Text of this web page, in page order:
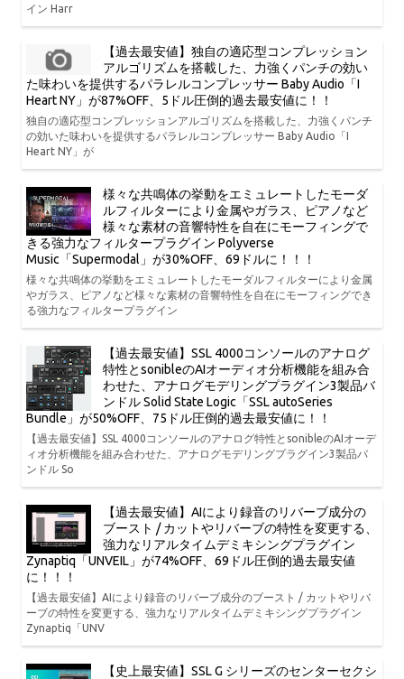
イン Harr
【過去最安値】独自の適応型コンプレッション
アルゴリズムを搭載した、力強くパンチの効い
た味わいを提供するパラレルコンプレッサー Baby Audio「I
Heart NY」が87%OFF、5ドル圧倒的過去最安値に！！
独自の適応型コンプレッションアルゴリズムを搭載した、力強くパンチ
の効いた味わいを提供するパラレルコンプレッサー Baby Audio「I
Heart NY」が
様々な共鳴体の挙動をエミュレートしたモーダ
ルフィルターにより金属やガラス、ピアノなど
様々な素材の音響特性を自在にモーフィングで
きる強力なフィルタープラグイン Polyverse
Music「Supermodal」が30%OFF、69ドルに！！！
様々な共鳴体の挙動をエミュレートしたモーダルフィルターにより金属
やガラス、ピアノなど様々な素材の音響特性を自在にモーフィングでき
る強力なフィルタープラグイン
【過去最安値】SSL 4000コンソールのアナログ
特性とsonibleのAIオーディオ分析機能を組み合
わせた、アナログモデリングプラグイン3製品バ
ンドル Solid State Logic「SSL autoSeries
Bundle」が50%OFF、75ドル圧倒的過去最安値に！！
【過去最安値】SSL 4000コンソールのアナログ特性とsonibleのAIオーデ
ィオ分析機能を組み合わせた、アナログモデリングプラグイン3製品バ
ンドル So
【過去最安値】AIにより録音のリバーブ成分の
ブースト / カットやリバーブの特性を変更する、
強力なリアルタイムデミキシングプラグイン
Zynaptiq「UNVEIL」が74%OFF、69ドル圧倒的過去最安値
に！！！
【過去最安値】AIにより録音のリバーブ成分のブースト / カットやリバ
ーブの特性を変更する、強力なリアルタイムデミキシングプラグイン
Zynaptiq「UNV
【史上最安値】SSL G シリーズのセンターセクシ